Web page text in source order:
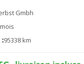
Gmbh
95338 km